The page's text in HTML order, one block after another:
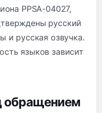
PPSA-04027,
русский
и русская озвучка.
языков зависит
обращением